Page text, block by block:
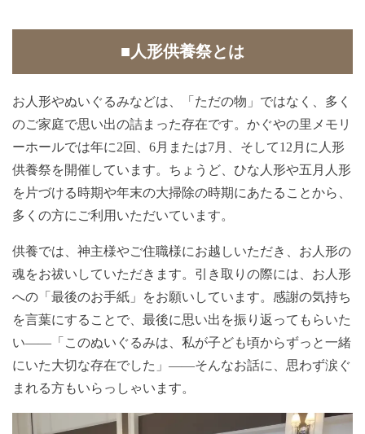
■人形供養祭とは
お人形やぬいぐるみなどは、「ただの物」ではなく、多く
のご家庭で思い出の詰まった存在です。かぐやの里メモリ
ーホールでは年に2回、6月または7月、そして12月に人形
供養祭を開催しています。ちょうど、ひな人形や五月人形
を片づける時期や年末の大掃除の時期にあたることから、
多くの方にご利用いただいています。
供養では、神主様やご住職様にお越しいただき、お人形の
魂をお祓いしていただきます。引き取りの際には、お人形
への「最後のお手紙」をお願いしています。感謝の気持ち
を言葉にすることで、最後に思い出を振り返ってもらいた
い――「このぬいぐるみは、私が子ども頃からずっと一緒
にいた大切な存在でした」――そんなお話に、思わず涙ぐ
まれる方もいらっしゃいます。